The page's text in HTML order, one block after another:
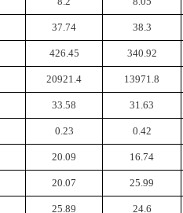
37.74 38.3
426.45 340.92
20921.4 13971.8
33.58 31.63
0.23 0.42
20.09 16.74
20.07 25.99
25.89 24.6